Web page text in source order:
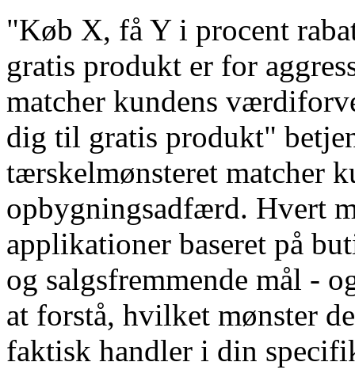
"Køb X, få Y i procent
gratis produkt er for
matcher kundens
dig til gratis produkt"
tærskelmønsteret matcher
opbygningsadfærd. Hvert
applikationer baseret på
og salgsfremmende mål -
at forstå, hvilket mønster
faktisk handler i din